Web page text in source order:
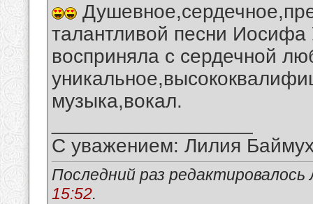
талантливой песни Иосифа
восприняла с сердечной
музыка,вокал.
С уважением: Лилия
Последний раз
15:52.